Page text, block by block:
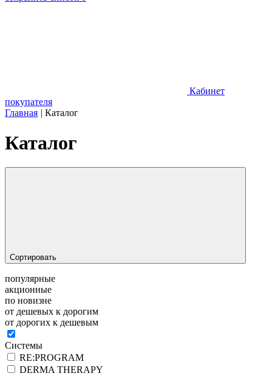
Кабинет
покупателя
Главная | Каталог
Каталог
Сортировать
популярные
акционные
по новизне
от дешевых к дорогим
от дорогих к дешевым
Системы
RE:PROGRAM
DERMA THERAPY